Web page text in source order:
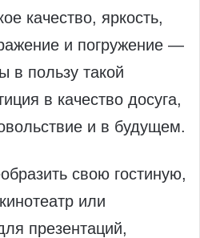
качество, яркость,
и погружение —
в пользу такой
в качество досуга,
и в будущем.
свою гостиную,
или
презентаций,